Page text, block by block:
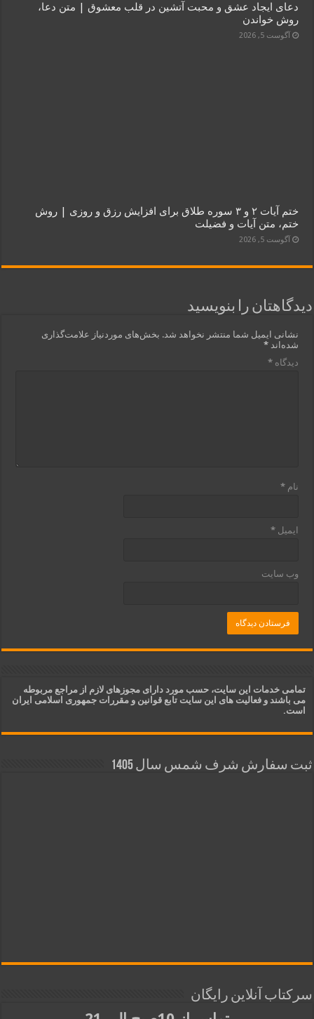
دعای ایجاد عشق و محبت آتشین در قلب معشوق | متن دعا،
روش خواندن
آگوست 5, 2026
ختم آیات ۲ و ۳ سوره طلاق برای افزایش رزق و روزی | روش
ختم، متن آیات و فضیلت
آگوست 5, 2026
دیدگاهتان را بنویسید
نشانی ایمیل شما منتشر نخواهد شد. بخش‌های موردنیاز علامت‌گذاری
شده‌اند*
دیدگاه*
نام*
ایمیل*
وب‌ سایت
تمامی خدمات این سایت، حسب مورد دارای مجوزهای لازم از مراجع مربوطه
می باشند و فعالیت های این سایت تابع قوانین و مقررات جمهوری اسلامی ایران
است.
ثبت سفارش شرف شمس سال 1405
سرکتاب آنلاین رایگان